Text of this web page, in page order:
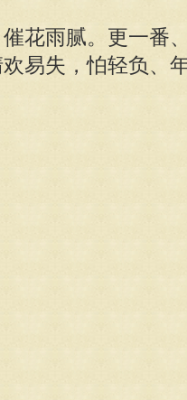
花雨腻。更一番
易失，怕轻负、